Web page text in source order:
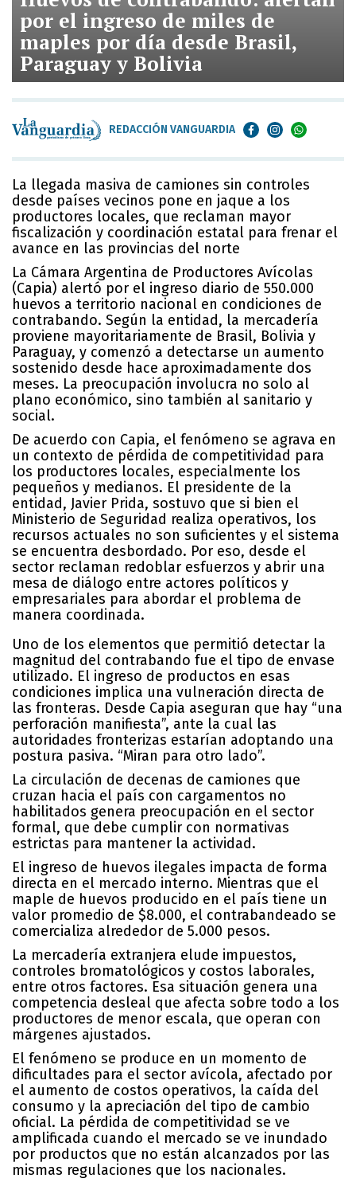
por el ingreso de miles de
maples por día desde Brasil,
Paraguay y Bolivia
REDACCIÓN VANGUARDIA
La llegada masiva de camiones sin controles
desde países vecinos pone en jaque a los
productores locales, que reclaman mayor
fiscalización y coordinación estatal para frenar el
avance en las provincias del norte
La Cámara Argentina de Productores Avícolas
(Capia) alertó por el ingreso diario de 550.000
huevos a territorio nacional en condiciones de
contrabando. Según la entidad, la mercadería
proviene mayoritariamente de Brasil, Bolivia y
Paraguay, y comenzó a detectarse un aumento
sostenido desde hace aproximadamente dos
meses. La preocupación involucra no solo al
plano económico, sino también al sanitario y
social.
De acuerdo con Capia, el fenómeno se agrava en
un contexto de pérdida de competitividad para
los productores locales, especialmente los
pequeños y medianos. El presidente de la
entidad, Javier Prida, sostuvo que si bien el
Ministerio de Seguridad realiza operativos, los
recursos actuales no son suficientes y el sistema
se encuentra desbordado. Por eso, desde el
sector reclaman redoblar esfuerzos y abrir una
mesa de diálogo entre actores políticos y
empresariales para abordar el problema de
manera coordinada.
Uno de los elementos que permitió detectar la
magnitud del contrabando fue el tipo de envase
utilizado. El ingreso de productos en esas
condiciones implica una vulneración directa de
las fronteras. Desde Capia aseguran que hay “una
perforación manifiesta”, ante la cual las
autoridades fronterizas estarían adoptando una
postura pasiva. “Miran para otro lado”.
La circulación de decenas de camiones que
cruzan hacia el país con cargamentos no
habilitados genera preocupación en el sector
formal, que debe cumplir con normativas
estrictas para mantener la actividad.
El ingreso de huevos ilegales impacta de forma
directa en el mercado interno. Mientras que el
maple de huevos producido en el país tiene un
valor promedio de $8.000, el contrabandeado se
comercializa alrededor de 5.000 pesos.
La mercadería extranjera elude impuestos,
controles bromatológicos y costos laborales,
entre otros factores. Esa situación genera una
competencia desleal que afecta sobre todo a los
productores de menor escala, que operan con
márgenes ajustados.
El fenómeno se produce en un momento de
dificultades para el sector avícola, afectado por
el aumento de costos operativos, la caída del
consumo y la apreciación del tipo de cambio
oficial. La pérdida de competitividad se ve
amplificada cuando el mercado se ve inundado
por productos que no están alcanzados por las
mismas regulaciones que los nacionales.